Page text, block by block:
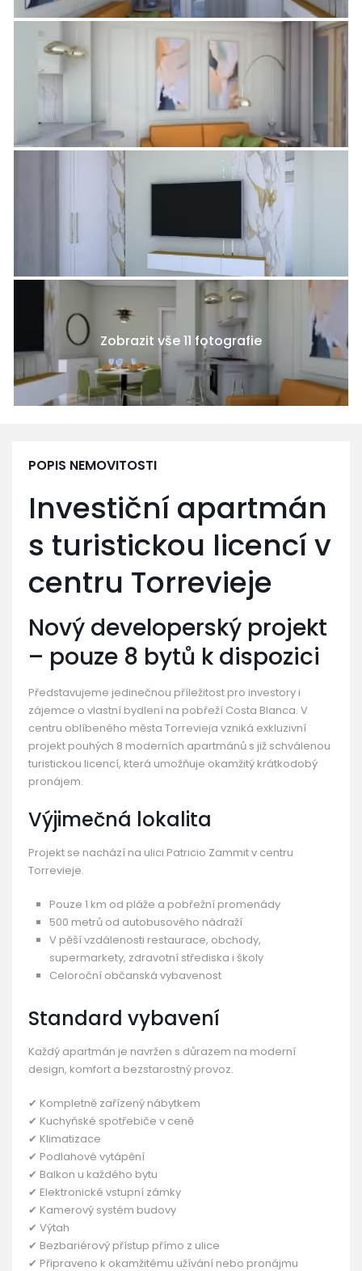
Zobrazit vše 11 fotografie
POPIS NEMOVITOSTI
Investiční apartmán
s turistickou licencí v
centru Torrevieje
Nový developerský projekt
– pouze 8 bytů k dispozici
Představujeme jedinečnou příležitost pro investory i
zájemce o vlastní bydlení na pobřeží Costa Blanca. V
centru oblíbeného města Torrevieja vzniká exkluzivní
projekt pouhých 8 moderních apartmánů s již schválenou
turistickou licencí, která umožňuje okamžitý krátkodobý
pronájem.
Výjimečná lokalita
Projekt se nachází na ulici Patricio Zammit v centru
Torrevieje.
Pouze 1 km od pláže a pobřežní promenády
500 metrů od autobusového nádraží
V pěší vzdálenosti restaurace, obchody,
supermarkety, zdravotní střediska i školy
Celoroční občanská vybavenost
Standard vybavení
Každý apartmán je navržen s důrazem na moderní
design, komfort a bezstarostný provoz.
✔ Kompletně zařízený nábytkem
✔ Kuchyňské spotřebiče v ceně
✔ Klimatizace
✔ Podlahové vytápění
✔ Balkon u každého bytu
✔ Elektronické vstupní zámky
✔ Kamerový systém budovy
✔ Výtah
✔ Bezbariérový přístup přímo z ulice
✔ Připraveno k okamžitému užívání nebo pronájmu